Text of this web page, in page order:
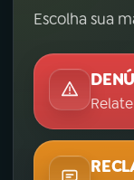
Escolha sua